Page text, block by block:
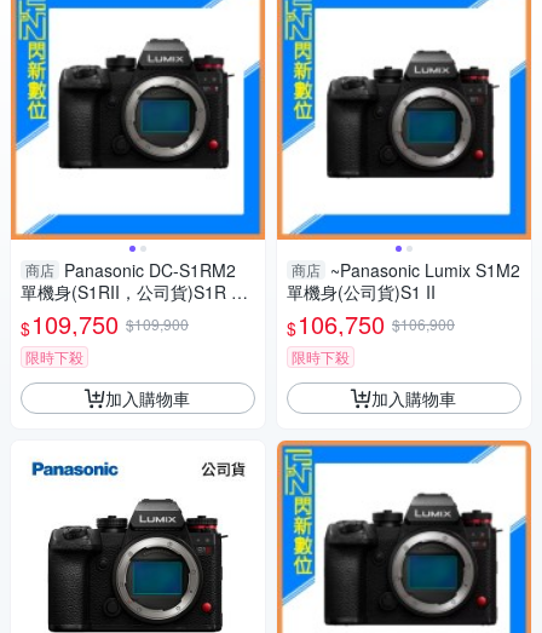
商店 Panasonic DC-S1RM2
單機身(S1RII，公司貨)S1R Ma
rk II S1R2
$109,750 $109,900
限時下殺
加入購物車
商店 ~Panasonic Lumix S1M2
單機身(公司貨)S1 II
$106,750 $106,900
限時下殺
加入購物車